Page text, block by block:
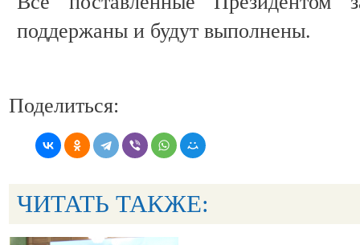
поддержаны и будут выполнены.
Поделиться:
ЧИТАТЬ ТАКЖЕ: